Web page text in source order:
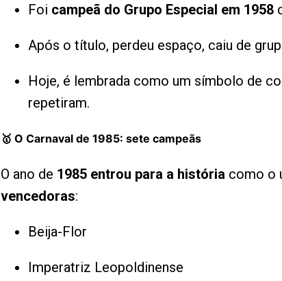
Foi campeã do Grupo Especial em 1958
Após o título, perdeu espaço, caiu de
Hoje, é lembrada como um símbolo de
repetiram.
🥇 O Carnaval de 1985: sete campeãs
O ano de 1985 entrou para a história como o
vencedoras:
Beija-Flor
Imperatriz Leopoldinense